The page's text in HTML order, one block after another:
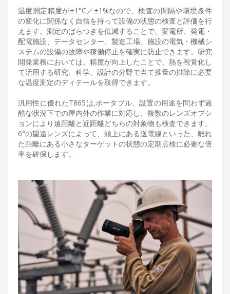
温度測定精度が±1°C／±1%なので、検査の間隔や環境条件
の変化に関係なく自信を持って設備の状態の検査と評価を行
えます。測定のばらつきを低減することで、変電所、発電・
配電施設、データセンター、製造工場、施設の電気・機械シ
ステムの設備の故障や稼働停止を確実に防止できます。研究
開発業務においては、精度が向上したことで、熱を視覚化し
て活用する研究、科学、設計の分野で当て推量の排除に必要
な温度測定のディテールを取得できます。
汎用性に優れたT865は,ポータブル、設置の用途を問わず過
酷な状況下での屋内外の作業に対応し、複数のレンズオプシ
ョンにより遠距離と近距離どちらの対象物も検査できます。
6°の望遠レンズによって、頭上にある送電線といった、離れ
た距離にある小さなターゲットの状態の定期点検に必要な倍
率を確保します。